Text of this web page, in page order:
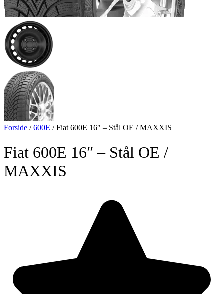
Forside /600E /Fiat 600E 16″ – Stål OE / MAXXIS
Fiat 600E 16″ – Stål OE /
MAXXIS